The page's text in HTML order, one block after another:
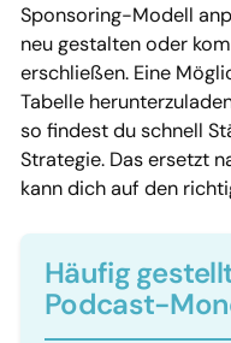
Sponsoring-Modell
neu gestalten oder
erschließen. Eine
Tabelle
so findest du schnell
Strategie. Das ersetzt
kann dich auf den
Häufig
Podcast-